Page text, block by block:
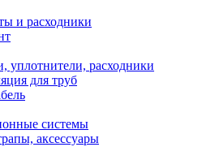
и расходники
уплотнители, расходники
для труб
системы
аксессуары